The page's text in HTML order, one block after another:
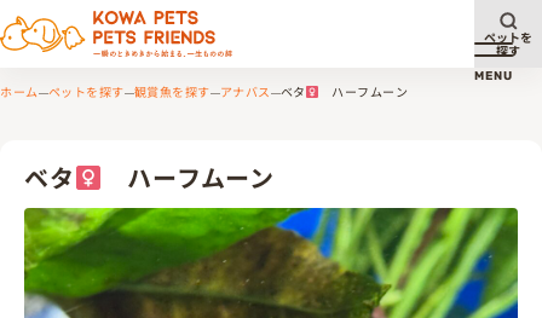
メニ
MENU
ペットを
探す
ホーム ペットを探す 観賞魚を探す アナバス ベタ ハーフムーン
ベタ ハーフムーン